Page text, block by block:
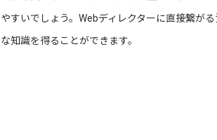
やすいでしょう。Webディレクターに直接繋が
な知識を得ることができます。